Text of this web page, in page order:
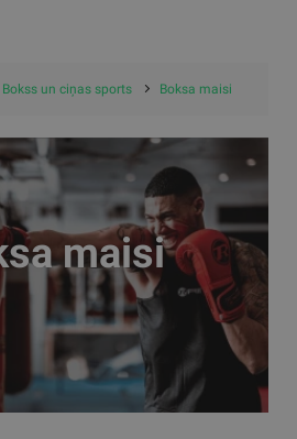
Bokss un ciņas sports Boksa maisi
maisi